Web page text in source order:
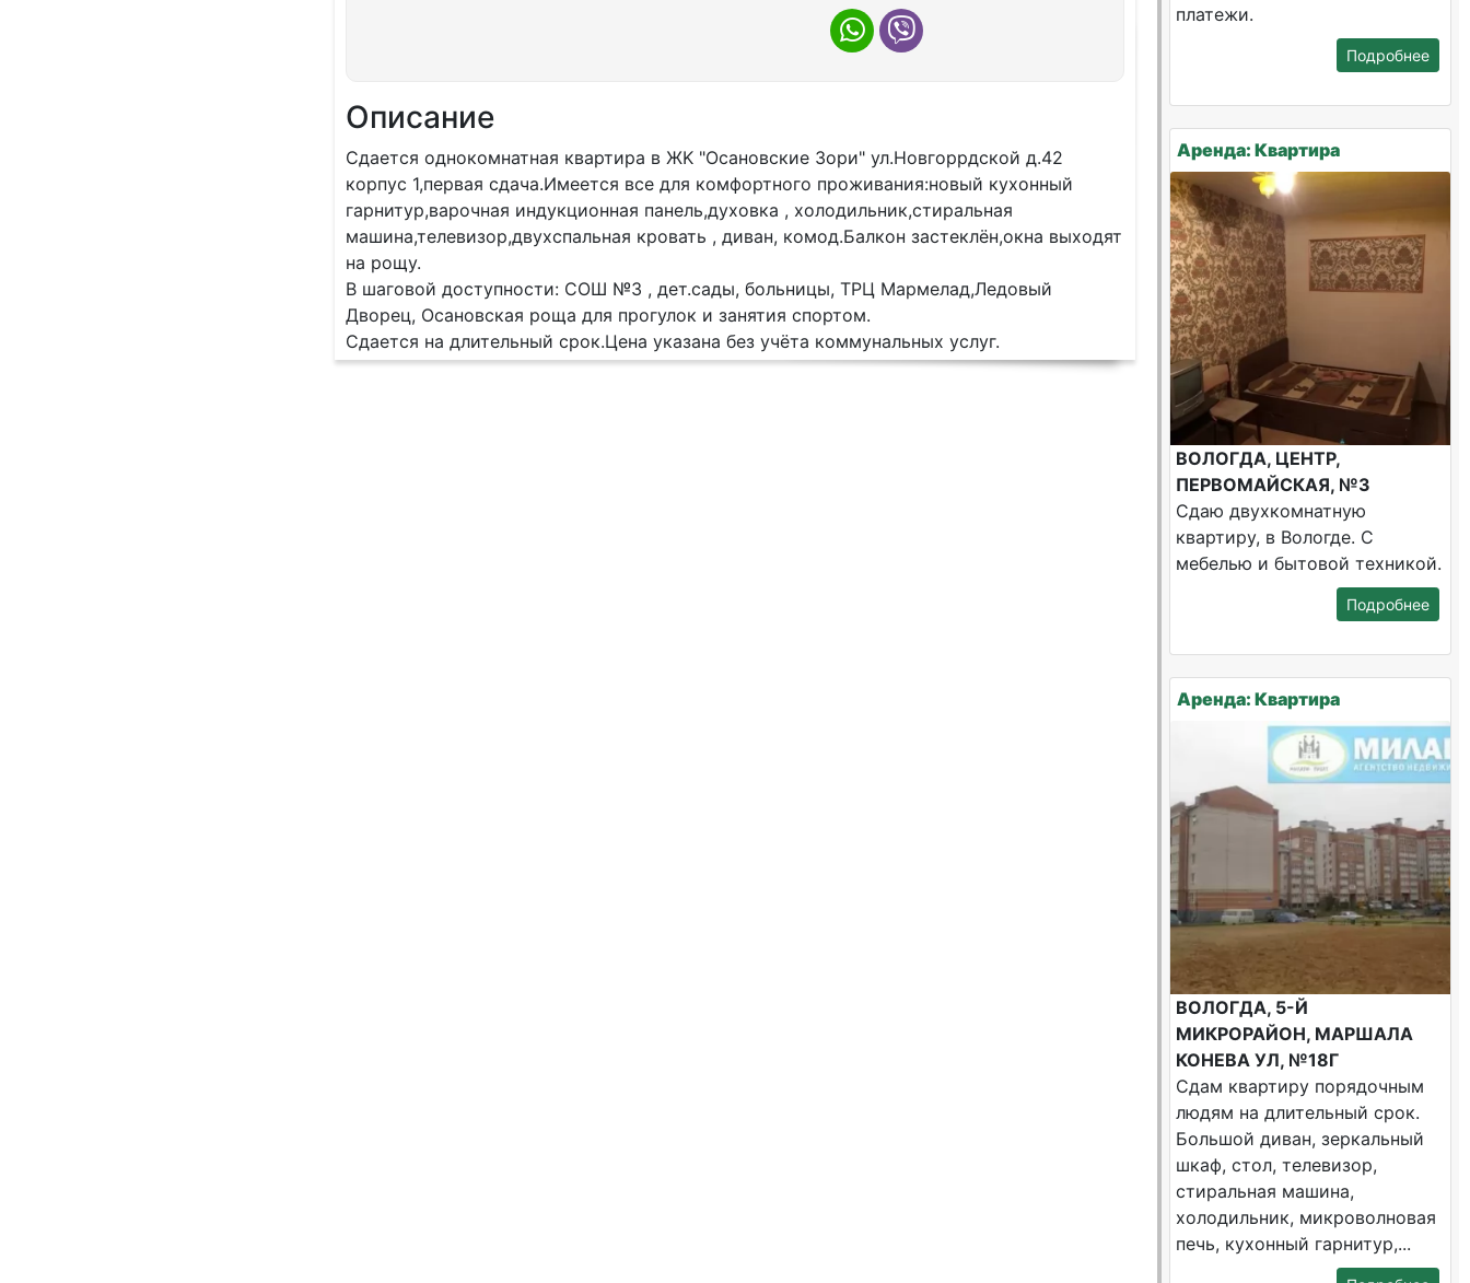
Описание
Сдается однокомнатная квартира в ЖK "Осановcкие Зoри" ул.Новгоррдской д.42
корпус 1,пеpвая cдaча.Имеется все для комфортного проживания:новый кухонный
гарнитур,варочная индукционная панель,духовка , холодильник,стиральная
машина,телевизор,двухспальная кровать , диван, комод.Балкон застеклён,окна выходят
на рощу.
В шаговой доступности: СОШ №3 , дет.сады, больницы, ТРЦ Мармелад,Ледовый
Дворец, Осановская роща для прогулок и занятия спортом.
Сдается на длительный срок.Цена указана без учёта коммунальных услуг.
платежи.
Подробнее
Аренда: Квартира
ВОЛОГДА, ЦЕНТР,
ПЕРВОМАЙСКАЯ, №3
Сдаю двухкомнатную
квартиру, в Вологде. С
мебелью и бытовой техникой.
Подробнее
Аренда: Квартира
ВОЛОГДА, 5-Й
МИКРОРАЙОН, МАРШАЛА
КОНЕВА УЛ, №18Г
Сдам квартиру порядочным
людям на длительный срок.
Большой диван, зеркальный
шкаф, стол, телевизор,
стиральная машина,
холодильник, микроволновая
печь, кухонный гарнитур,...